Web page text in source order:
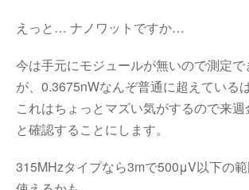
えっと… ナノワットですか…
今は手元にモジュールが無いので測定
が、0.3675nWなんぞ普通に超えているは
これはちょっとマズい気がするので来
と確認することにします。
315MHzタイプなら3mで500μV以下の